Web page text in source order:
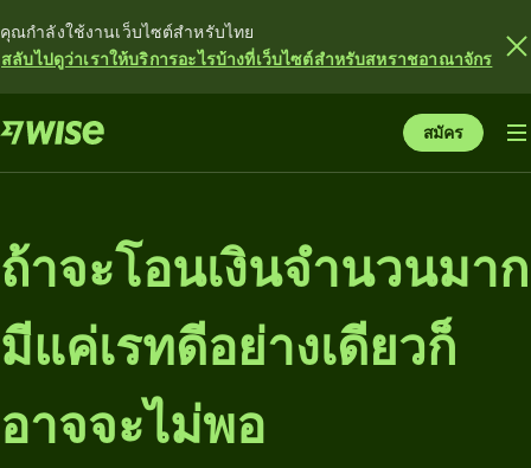
คุณกำลังใช้งานเว็บไซต์สำหรับไทย
สลับไปดูว่าเราให้บริการอะไรบ้างที่เว็บไซต์สำหรับสหราชอาณาจักร
สมัคร
ถ้าจะโอนเงินจำนวนมาก
มีแค่เรทดีอย่างเดียวก็
อาจจะไม่พอ